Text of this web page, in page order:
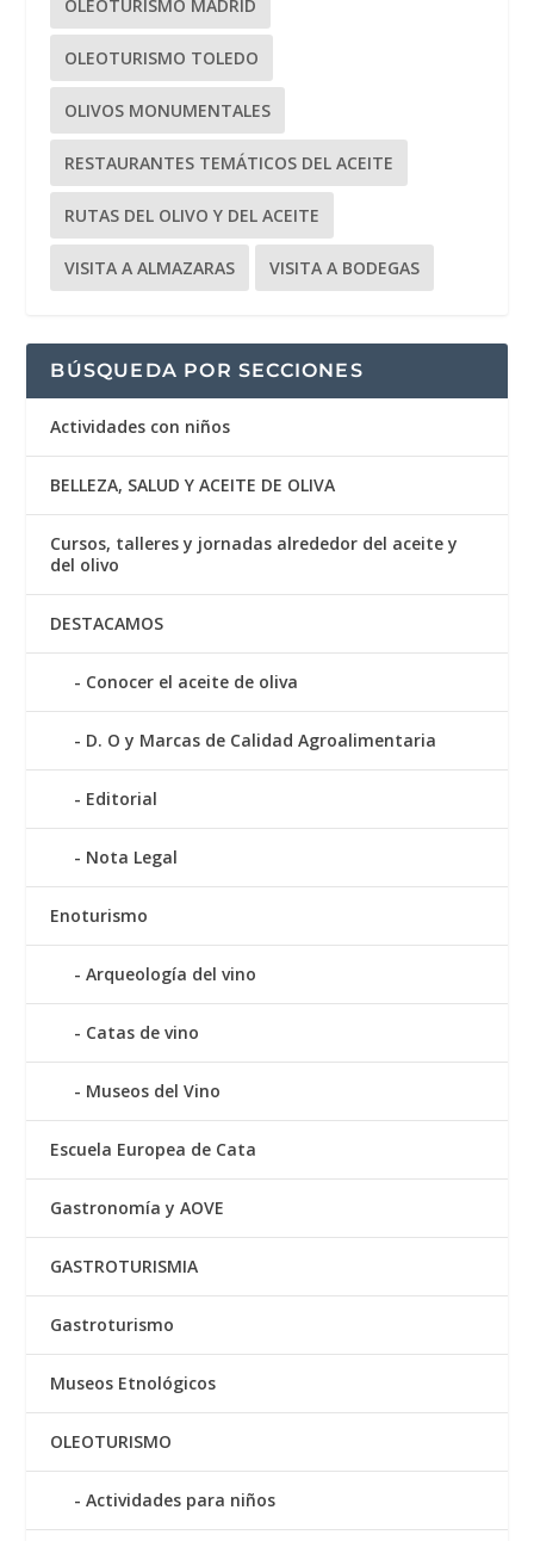
OLEOTURISMO MADRID
OLEOTURISMO TOLEDO
OLIVOS MONUMENTALES
RESTAURANTES TEMÁTICOS DEL ACEITE
RUTAS DEL OLIVO Y DEL ACEITE
VISITA A ALMAZARAS VISITA A BODEGAS
BÚSQUEDA POR SECCIONES
Actividades con niños
BELLEZA, SALUD Y ACEITE DE OLIVA
Cursos, talleres y jornadas alrededor del aceite y
del olivo
DESTACAMOS
Conocer el aceite de oliva
D. O y Marcas de Calidad Agroalimentaria
Editorial
Nota Legal
Enoturismo
Arqueología del vino
Catas de vino
Museos del Vino
Escuela Europea de Cata
Gastronomía y AOVE
GASTROTURISMIA
Gastroturismo
Museos Etnológicos
OLEOTURISMO
Actividades para niños